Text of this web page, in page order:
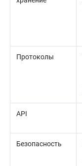
Протоколы
API
Безопасность